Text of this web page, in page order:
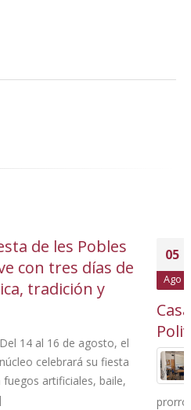
El Ayuntamiento saca a
licitación el servicio de
bar restaurante del
y Centro
de Miami Platja
La concesión es por un
período de 3 años,
un año más, con un canon